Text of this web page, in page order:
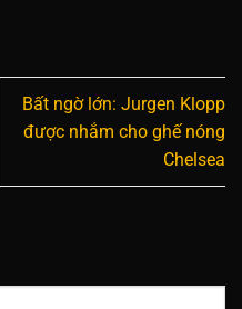
Bất ngờ lớn: Jurgen Klopp
được nhắm cho ghế nóng
Chelsea